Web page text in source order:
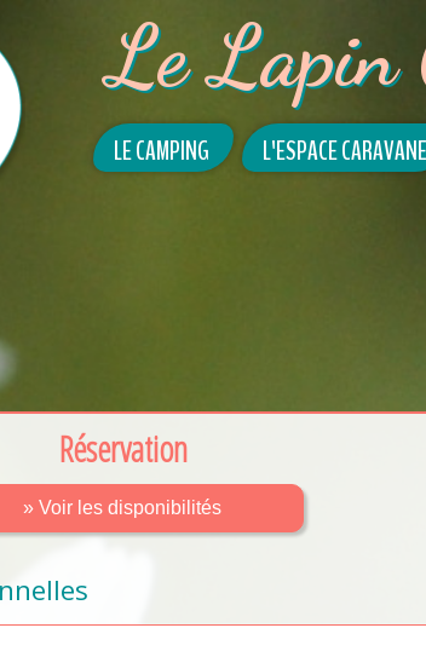
Le Lapin
LE CAMPING L'ESPACE CARAVANE
Réservation
» Voir les disponibilités